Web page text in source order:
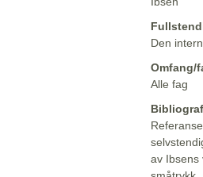
Den
Omfang/
Alle fag
av Ibsens